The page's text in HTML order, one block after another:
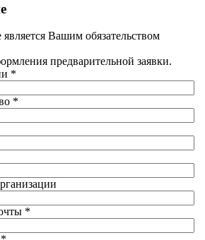
Вашим обязательством
предварительной заявки.
*
*
*